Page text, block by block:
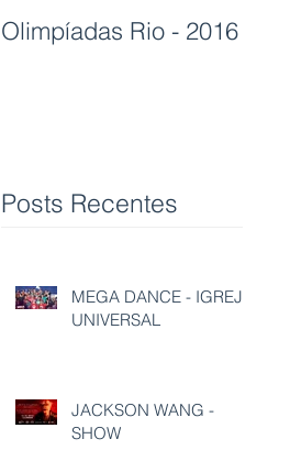
Olimpíadas Rio - 2016
Posts Recentes
MEGA DANCE - IGREJA
UNIVERSAL
JACKSON WANG -
SHOW